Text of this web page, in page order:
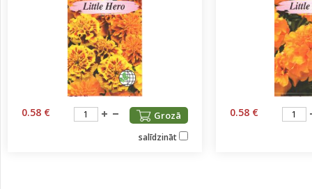
0.58 € Grozā
salīdzināt
0.58 €